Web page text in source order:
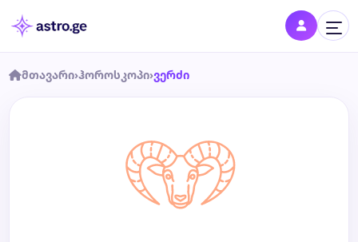
დღის ჰოროსკოპი
მთავარი›ჰოროსკოპი›ვერძი